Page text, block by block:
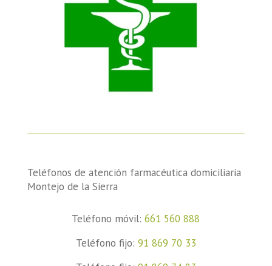
Teléfonos de atención farmacéutica domiciliaria
Montejo de la Sierra
Teléfono móvil: 661 560 888
Teléfono fijo: 91 869 70 33